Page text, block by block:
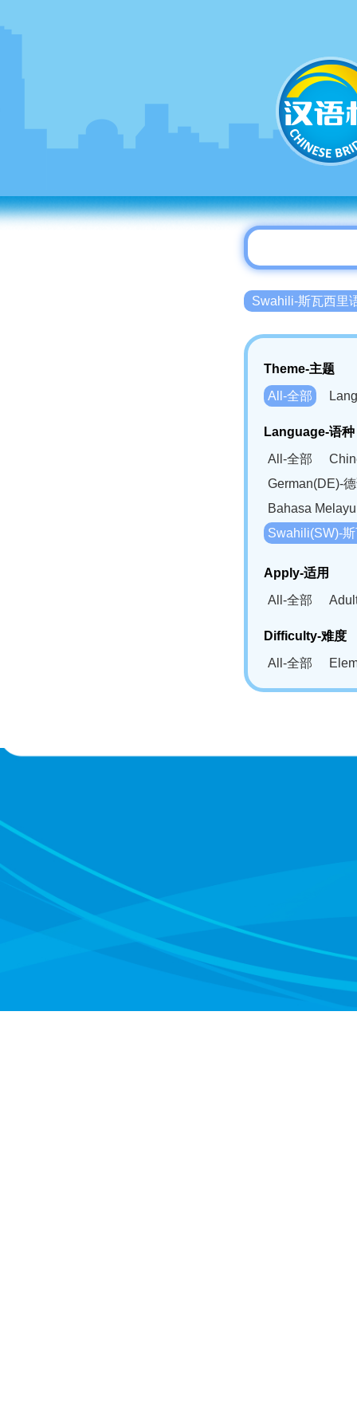
Swahili-斯瓦西里
Theme-主题
All-全部
Language-语种
All-全部
German(DE)-
Bahasa
Swahili(SW)-
Apply-适用
All-全部
Difficulty-难度
All-全部